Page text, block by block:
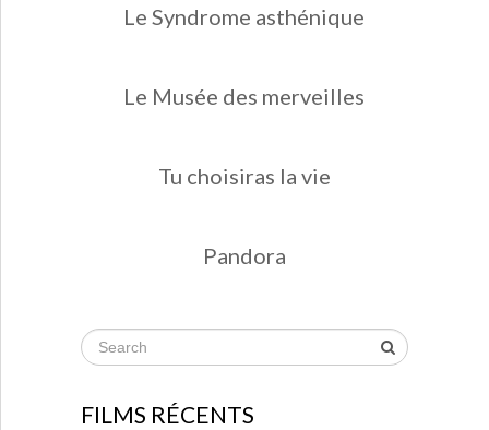
Le Syndrome asthénique
Le Musée des merveilles
Tu choisiras la vie
Pandora
FILMS RÉCENTS